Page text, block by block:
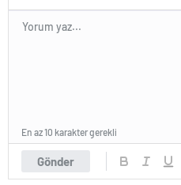
Gönder
En az 10 karakter gerekli